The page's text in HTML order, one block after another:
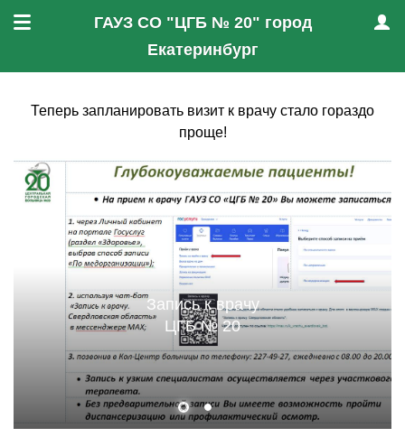
ГАУЗ СО "ЦГБ № 20" город
Екатеринбург
Теперь запланировать визит к врачу стало гораздо
проще!
Запись к врачу
ЦГБ № 20